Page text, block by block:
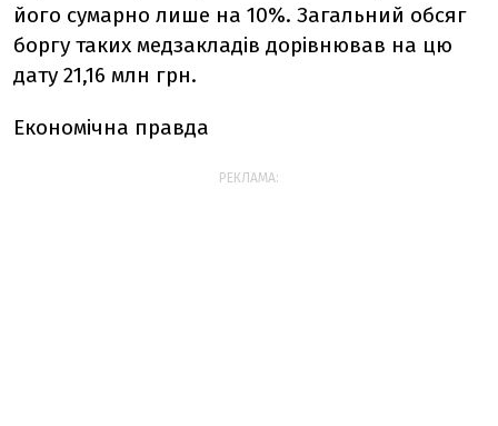
його сумарно лише на 10%. Загальний обсяг
боргу таких медзакладів дорівнював на цю
дату 21,16 млн грн.
Економічна правда
РЕКЛАМА: